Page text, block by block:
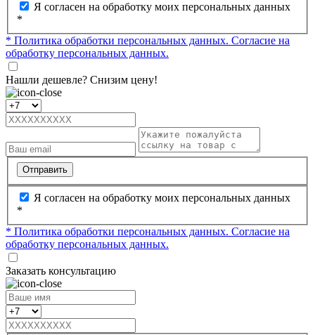
Я согласен на обработку моих персональных данных
*
* Политика обработки персональных данных. Согласие на
обработку персональных данных.
Нашли дешевле? Снизим цену!
Отправить
Я согласен на обработку моих персональных данных
*
* Политика обработки персональных данных. Согласие на
обработку персональных данных.
Заказать консультацию